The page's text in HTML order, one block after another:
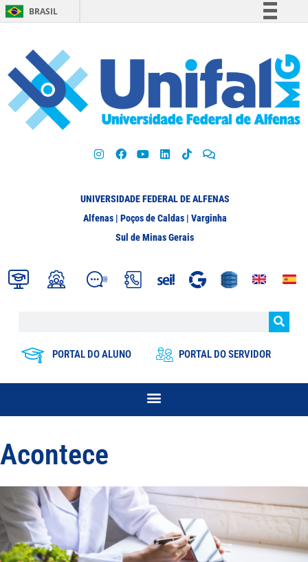
BRASIL
Participe
Acesso à informação
Legislação
UNIVERSIDADE FEDERAL DE ALFENAS
Alfenas | Poços de Caldas | Varginha
Sul de Minas Gerais
PORTAL DO ALUNO PORTAL DO SERVIDOR
Acontece